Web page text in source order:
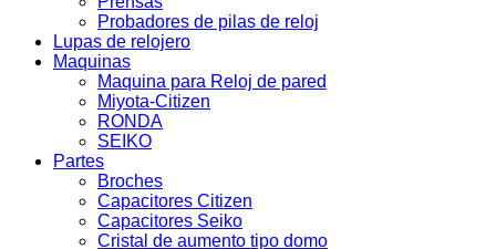
Probadores de pilas de reloj
Lupas de relojero
Maquinas
Maquina para Reloj de pared
Miyota-Citizen
RONDA
SEIKO
Partes
Broches
Capacitores Citizen
Capacitores Seiko
Cristal de aumento tipo domo